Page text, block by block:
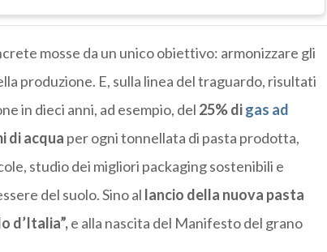
mosse da un unico obiettivo: armonizzare gli
produzione. E, sulla linea del traguardo, risultati
in dieci anni, ad esempio, del 25% di gas ad
di acqua per ogni tonnellata di pasta prodotta,
studio dei migliori packaging sostenibili e
del suolo. Sino al lancio della nuova pasta
d’Italia”,e alla nascita del Manifesto del grano